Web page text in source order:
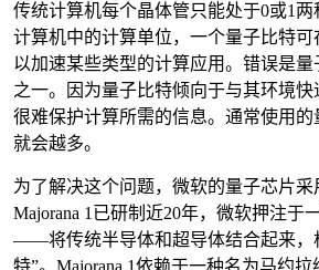
传统计算机每个晶体管只能处于0或1
计算机中的计算单位，一个量子比特
以加速某些类型的计算应用。错误是
之一。因为量子比特倾向于与其环境
很难保护计算所需的信息。通常使用
就会越多。
为了解决这个问题，微软的量子芯片采
Majorana 1已研制近20年，微软押注于
——将传统半导体和超导体结合起来，